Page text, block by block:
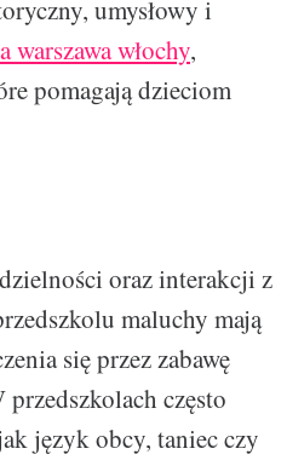
umysłowy i
warszawa włochy,
pomagają dzieciom
oraz interakcji z
maluchy mają
się przez zabawę
często
język obcy, taniec czy